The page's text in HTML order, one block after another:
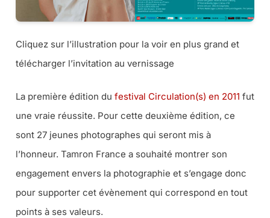
Cliquez sur l’illustration pour la voir en plus grand et
télécharger l’invitation au vernissage
La première édition du festival Circulation(s) en 2011 fut
une vraie réussite. Pour cette deuxième édition, ce
sont 27 jeunes photographes qui seront mis à
l’honneur. Tamron France a souhaité montrer son
engagement envers la photographie et s’engage donc
pour supporter cet évènement qui correspond en tout
points à ses valeurs.